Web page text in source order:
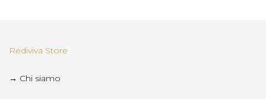
Rediviva Store
→ Chi siamo